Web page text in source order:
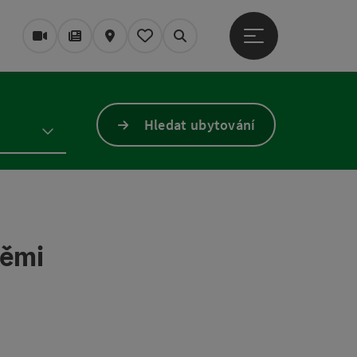
Webové kamery
Časopis/Blog
MapaZapamatované
Vyhledávání
Otevřít hlavní
Hledat ubytování